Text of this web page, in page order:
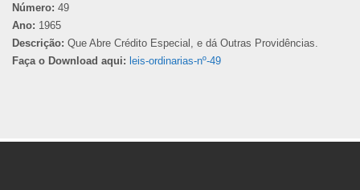
Número: 49
Ano: 1965
Descrição: Que Abre Crédito Especial, e dá Outras Providências.
Faça o Download aqui: leis-ordinarias-nº-49